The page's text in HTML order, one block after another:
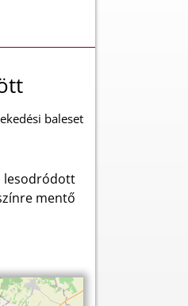
baleset
lesodródott
mentő